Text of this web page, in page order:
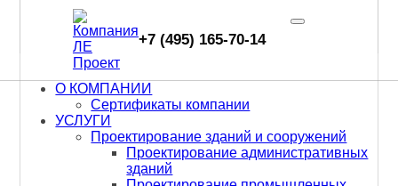
content
Проектирование зданий и сооружений
Проектные работы
+7 (495) 165-70-14
О КОМПАНИИ
Сертификаты компании
УСЛУГИ
Проектирование зданий и сооружений
Проектирование административных
зданий
РАЗРАБОТКА РАЗДЕЛА